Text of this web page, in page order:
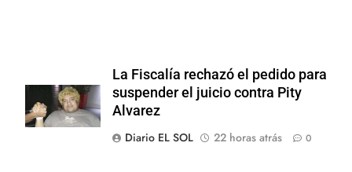
La Fiscalía rechazó el pedido para
suspender el juicio contra Pity
Alvarez
Diario EL SOL
22 horas atrás 0